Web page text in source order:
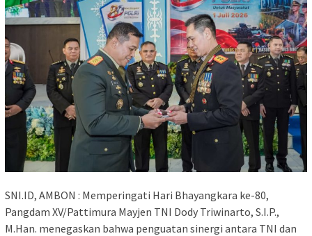
SNI.ID, AMBON : Memperingati Hari Bhayangkara ke-80,
Pangdam XV/Pattimura Mayjen TNI Dody Triwinarto, S.I.P.,
M.Han. menegaskan bahwa penguatan sinergi antara TNI dan